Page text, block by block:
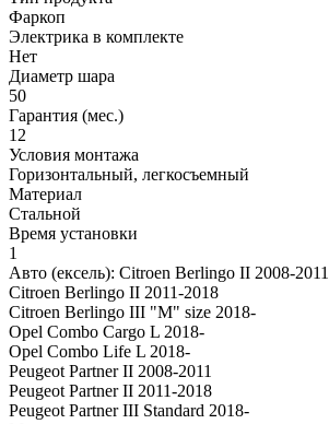
Фаркоп
Электрика в комплекте
Нет
Диаметр шара
50
Гарантия (мес.)
12
Условия монтажа
Горизонтальный, легкосъемный
Материал
Стальной
Время установки
1
Авто (ексель): Citroen Berlingo II 2008-2011
Citroen Berlingo II 2011-2018
Citroen Berlingo III "M" size 2018-
Opel Combo Cargo L 2018-
Opel Combo Life L 2018-
Peugeot Partner II 2008-2011
Peugeot Partner II 2011-2018
Peugeot Partner III Standard 2018-